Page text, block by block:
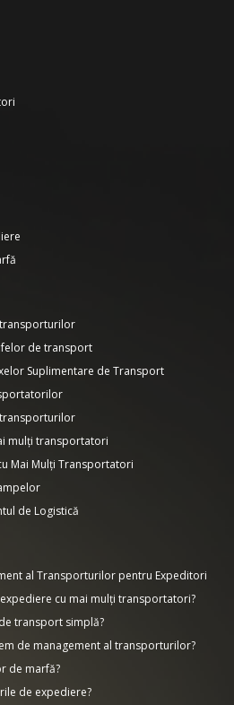
de transport
Suplimentare de Transport
mulți transportatori
Mai Mulți Transportatori
de Logistică
al Transporturilor pentru Expeditori
cu mai mulți transportatori?
transport simplă?
de management al transporturilor?
de marfă?
de expediere?